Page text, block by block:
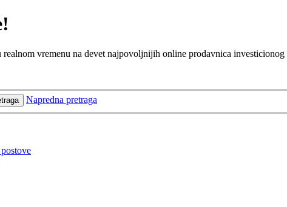
realnom vremenu na devet najpovoljnijih online prodavnica
Napredna pretraga